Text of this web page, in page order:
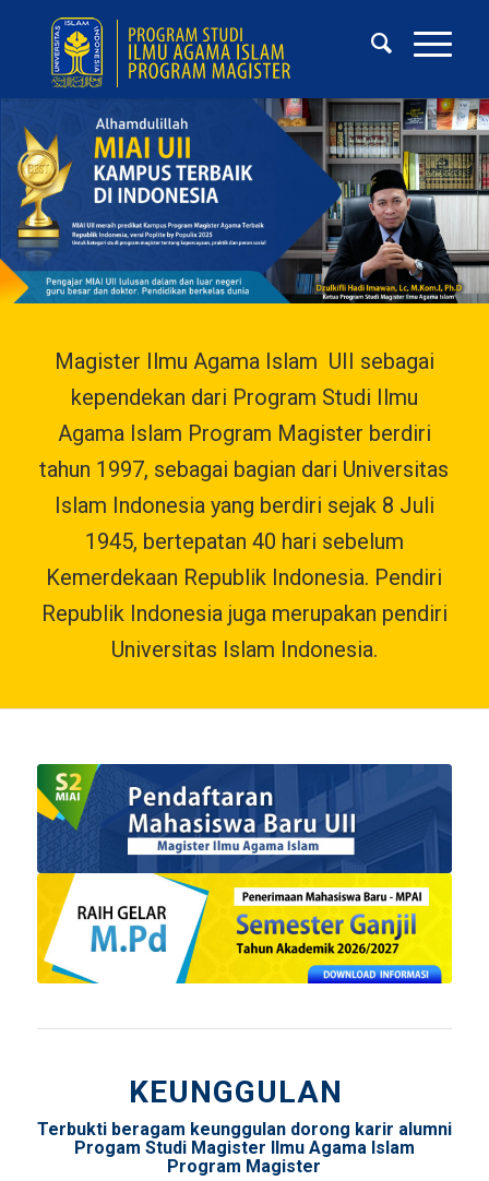
Magister Ilmu Agama Islam UII sebagai
kependekan dari Program Studi Ilmu
Agama Islam Program Magister berdiri
tahun 1997, sebagai bagian dari Universitas
Islam Indonesia yang berdiri sejak 8 Juli
1945, bertepatan 40 hari sebelum
Kemerdekaan Republik Indonesia. Pendiri
Republik Indonesia juga merupakan pendiri
Universitas Islam Indonesia.
KEUNGGULAN
Terbukti beragam keunggulan dorong karir alumni
Progam Studi Magister Ilmu Agama Islam
Program Magister